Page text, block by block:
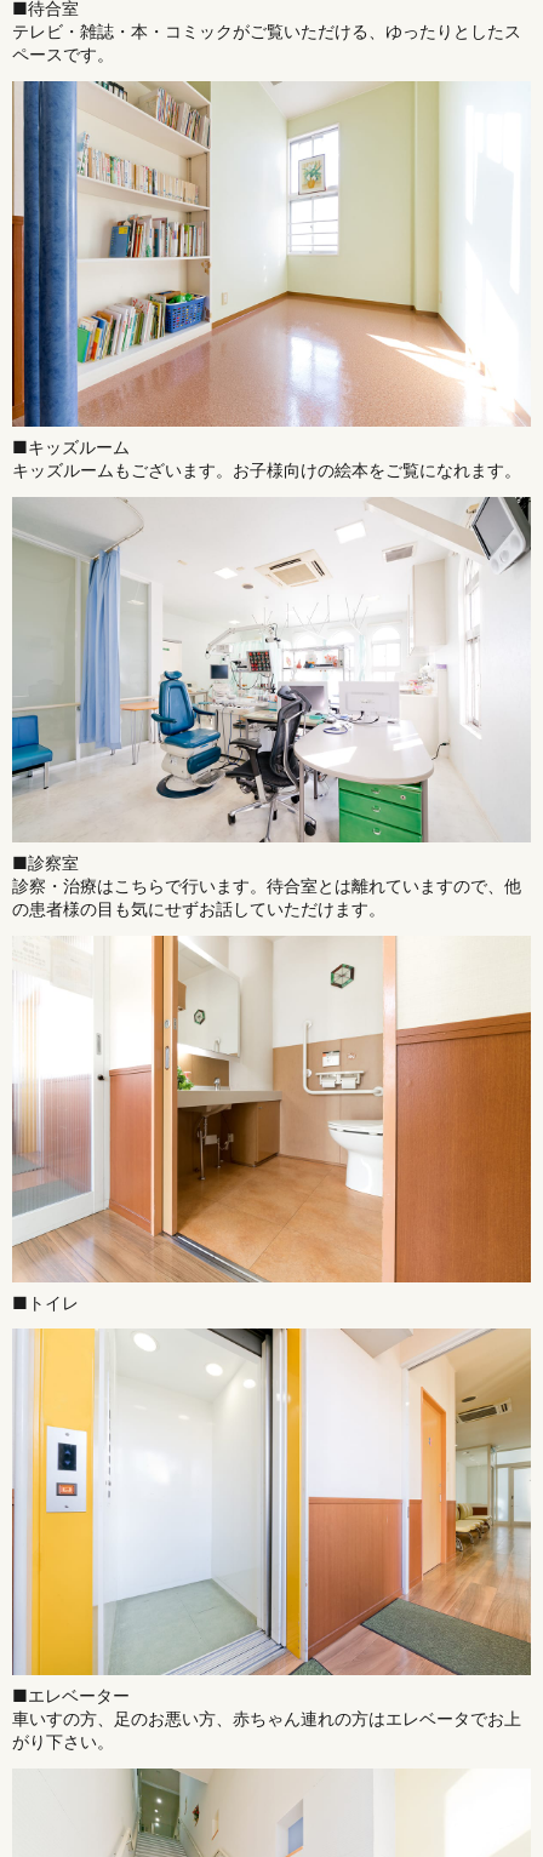
■待合室
テレビ・雑誌・本・コミックがご覧いただける、ゆったりとしたス
ペースです。
■キッズルーム
キッズルームもございます。お子様向けの絵本をご覧になれます。
■診察室
診察・治療はこちらで行います。待合室とは離れていますので、他
の患者様の目も気にせずお話していただけます。
■トイレ
■エレベーター
車いすの方、足のお悪い方、赤ちゃん連れの方はエレベータでお上
がり下さい。